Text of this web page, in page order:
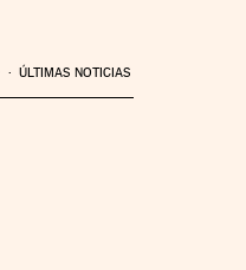
ÚLTIMAS NOTICIAS